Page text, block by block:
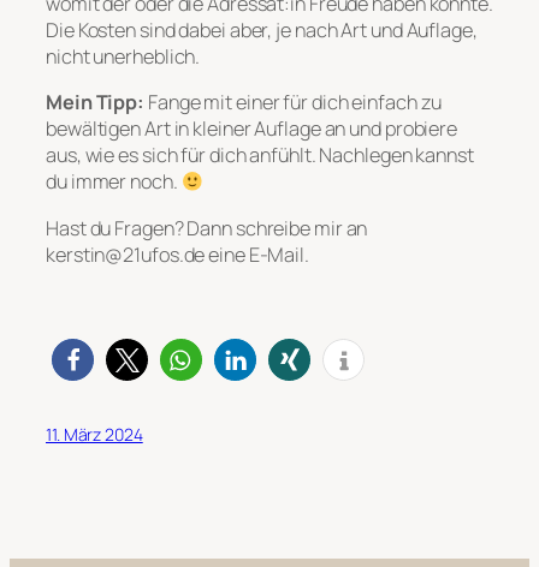
Die Kosten sind dabei aber, je nach Art und Auflage,
nicht unerheblich.
Mein Tipp: Fange mit einer für dich einfach zu
bewältigen Art in kleiner Auflage an und probiere
aus, wie es sich für dich anfühlt. Nachlegen kannst
du immer noch.
Hast du Fragen? Dann schreibe mir an
kerstin@21ufos.de eine E-Mail.
11. März 2024